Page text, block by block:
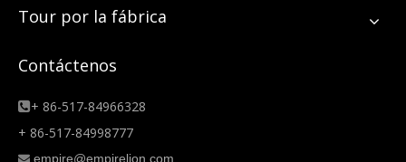
Tour por la fábrica
Contáctenos
+ 86-517-84966328
+ 86-517-84998777
 empire@empirelion.com